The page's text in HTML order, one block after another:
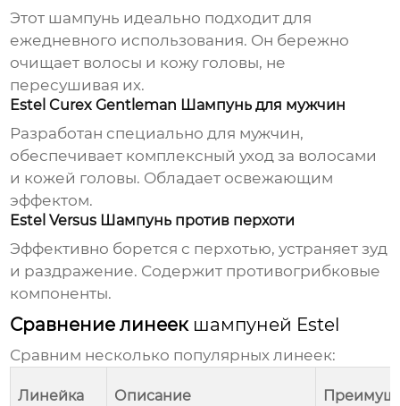
Этот шампунь идеально подходит для
ежедневного использования. Он бережно
очищает волосы и кожу головы, не
пересушивая их.
Estel Curex Gentleman Шампунь для мужчин
Разработан специально для мужчин,
обеспечивает комплексный уход за волосами
и кожей головы. Обладает освежающим
эффектом.
Estel Versus Шампунь против перхоти
Эффективно борется с перхотью, устраняет зуд
и раздражение. Содержит противогрибковые
компоненты.
Сравнение линеек шампуней Estel
Сравним несколько популярных линеек:
Линейка Описание